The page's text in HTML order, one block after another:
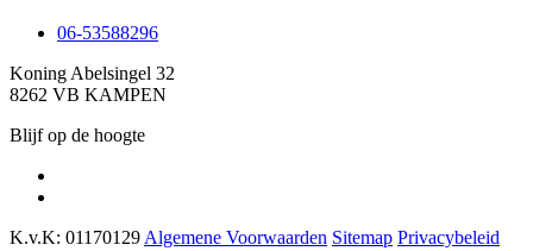
06-53588296
Koning Abelsingel 32
8262 VB KAMPEN
Blijf op de hoogte
K.v.K: 01170129Algemene Voorwaarden Sitemap Privacybeleid